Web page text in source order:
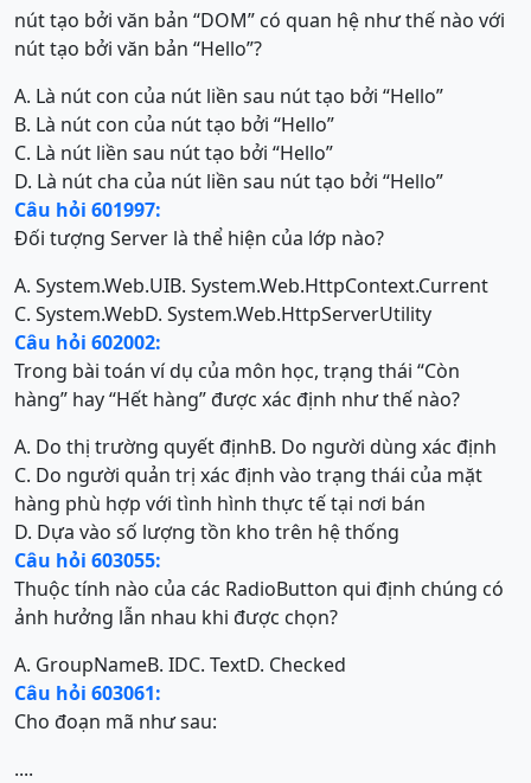
nút tạo bởi văn bản “DOM” có quan hệ như thế nào với
nút tạo bởi văn bản “Hello”?
A. Là nút con của nút liền sau nút tạo bởi “Hello”
B. Là nút con của nút tạo bởi “Hello”
C. Là nút liền sau nút tạo bởi “Hello”
D. Là nút cha của nút liền sau nút tạo bởi “Hello”
Câu hỏi 601997:
Đối tượng Server là thể hiện của lớp nào?
A. System.Web.UIB. System.Web.HttpContext.Current
C. System.WebD. System.Web.HttpServerUtility
Câu hỏi 602002:
Trong bài toán ví dụ của môn học, trạng thái “Còn
hàng” hay “Hết hàng” được xác định như thế nào?
A. Do thị trường quyết địnhB. Do người dùng xác định
C. Do người quản trị xác định vào trạng thái của mặt
hàng phù hợp với tình hình thực tế tại nơi bán
D. Dựa vào số lượng tồn kho trên hệ thống
Câu hỏi 603055:
Thuộc tính nào của các RadioButton qui định chúng có
ảnh hưởng lẫn nhau khi được chọn?
A. GroupNameB. IDC. TextD. Checked
Câu hỏi 603061:
Cho đoạn mã như sau:
....